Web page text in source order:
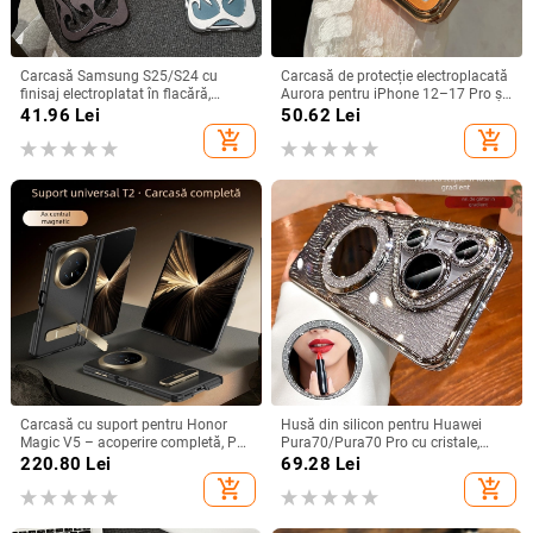
Carcasă Samsung S25/S24 cu
finisaj electroplatat în flacără,
design decupat, compatibilă cu
41.96 Lei
add_shopping_cart
Carcasă de protecție electroplacată
Aurora pentru iPhone 12–17 Pro și
Pro Max, acoperire completă, anti-
50.62 Lei
add_shopping_cart
Carcasă cu suport pentru Honor
Magic V5 – acoperire completă, PC
mat, anti-cădere, anti-amprente
220.80 Lei
add_shopping_cart
Husă din silicon pentru Huawei
Pura70/Pura70 Pro cu cristale,
transparentă, estetică, suport
încorporat și disipare a căldurii
69.28 Lei
add_shopping_cart